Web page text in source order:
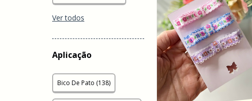
Ver todos
Aplicação
Bico De Pato (138)